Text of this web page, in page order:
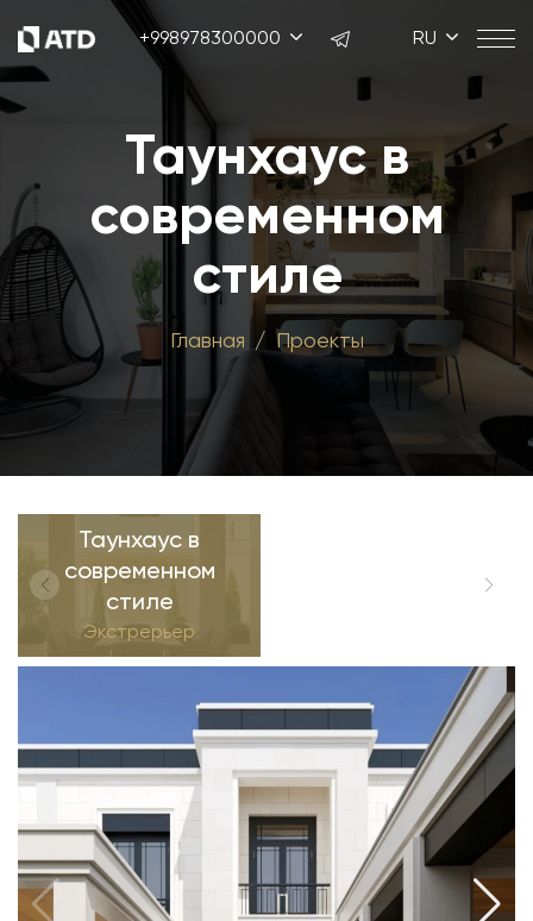
+998978300000 RU
Таунхаус в
современном
стиле
Главная Проекты
Таунхаус в
современном
стиле
Экстрерьер